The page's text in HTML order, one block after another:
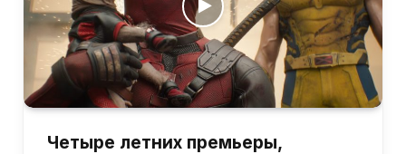
Четыре летних премьеры,